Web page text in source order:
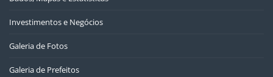
Investimentos e Negócios
Galeria de Fotos
Galeria de Prefeitos